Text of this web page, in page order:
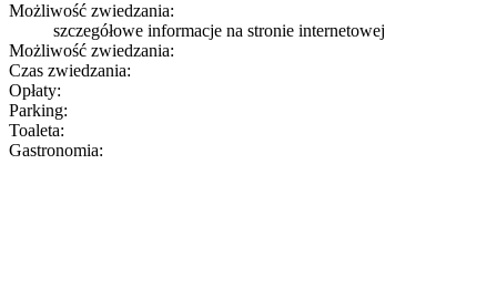
Możliwość zwiedzania:
szczegółowe informacje na stronie internetowej
Możliwość zwiedzania:
Czas zwiedzania:
Opłaty:
Parking:
Toaleta:
Gastronomia: